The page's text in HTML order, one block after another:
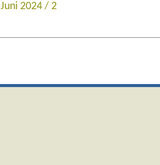
Juni 2024 / 2